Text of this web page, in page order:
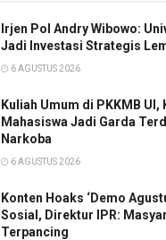
Irjen Pol Andry Wibowo:
Jadi Investasi Strategis
6 AGUSTUS 2026
Kuliah Umum di PKKMB UI,
Mahasiswa Jadi Garda
Narkoba
6 AGUSTUS 2026
Konten Hoaks ‘Demo
Sosial, Direktur IPR:
Terpancing